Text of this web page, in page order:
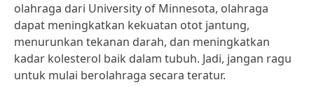
olahraga dari University of Minnesota, olahraga
dapat meningkatkan kekuatan otot jantung,
menurunkan tekanan darah, dan meningkatkan
kadar kolesterol baik dalam tubuh. Jadi, jangan ragu
untuk mulai berolahraga secara teratur.